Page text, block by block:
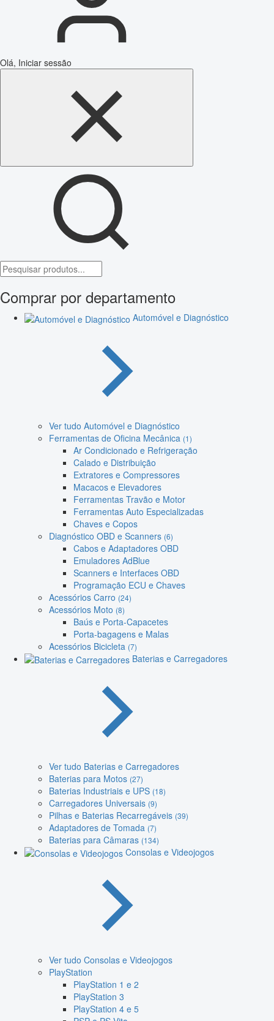
Olá, Iniciar sessão
Comprar por departamento
Automóvel e Diagnóstico
Ver tudo Automóvel e Diagnóstico
Ferramentas de Oficina Mecânica (1)
Ar Condicionado e Refrigeração
Calado e Distribuição
Extratores e Compressores
Macacos e Elevadores
Ferramentas Travão e Motor
Ferramentas Auto Especializadas
Chaves e Copos
Diagnóstico OBD e Scanners (6)
Cabos e Adaptadores OBD
Emuladores AdBlue
Scanners e Interfaces OBD
Programação ECU e Chaves
Acessórios Carro (24)
Acessórios Moto (8)
Baús e Porta-Capacetes
Porta-bagagens e Malas
Acessórios Bicicleta (7)
Baterias e Carregadores
Ver tudo Baterias e Carregadores
Baterias para Motos (27)
Baterias Industriais e UPS (18)
Carregadores Universais (9)
Pilhas e Baterias Recarregáveis (39)
Adaptadores de Tomada (7)
Baterias para Câmaras (134)
Consolas e Videojogos
Ver tudo Consolas e Videojogos
PlayStation
PlayStation 1 e 2
PlayStation 3
PlayStation 4 e 5